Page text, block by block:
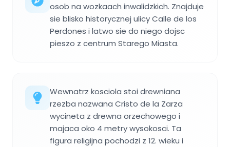
osob na wozkaach inwalidzkich. Znajduje
sie blisko historycznej ulicy Calle de los
Perdones i latwo sie do niego dojsc
pieszo z centrum Starego Miasta.
Wewnatrz kosciola stoi drewniana
rzezba nazwana Cristo de la Zarza
wycineta z drewna orzechowego i
majaca oko 4 metry wysokosci. Ta
figura religijna pochodzi z 12. wieku i